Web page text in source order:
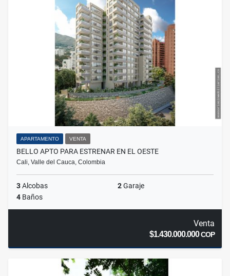
APARTAMENTO VENTA
BELLO APTO PARA ESTRENAR EN EL OESTE
Cali, Valle del Cauca, Colombia
3Alcobas 2Garaje
4 Baños
Venta
$1.430.000.000COP